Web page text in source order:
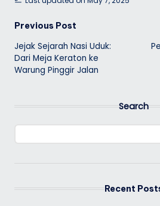
Post
navigation
Previous Post
Jejak Sejarah Nasi Uduk:
Dari Meja Keraton ke
Warung Pinggir Jalan
Search
Recent